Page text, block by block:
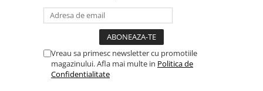
Vreau sa primesc newsletter cu promotiile
magazinului. Afla mai multe in Politica de
Confidentialitate